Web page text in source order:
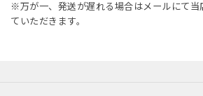
※万が一、発送が遅れる場合はメールにて当
ていただきます。